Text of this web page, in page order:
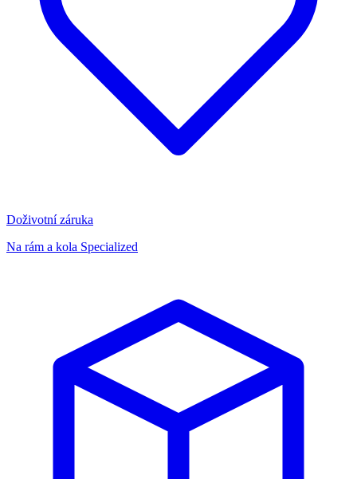
Doživotní záruka
Na rám a kola Specialized